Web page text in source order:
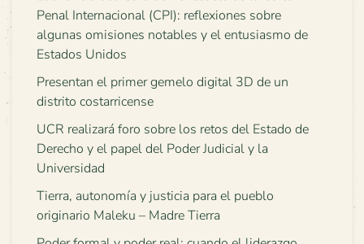
Penal Internacional (CPI): reflexiones sobre
algunas omisiones notables y el entusiasmo de
Estados Unidos
Presentan el primer gemelo digital 3D de un
distrito costarricense
UCR realizará foro sobre los retos del Estado de
Derecho y el papel del Poder Judicial y la
Universidad
Tierra, autonomía y justicia para el pueblo
originario Maleku – Madre Tierra